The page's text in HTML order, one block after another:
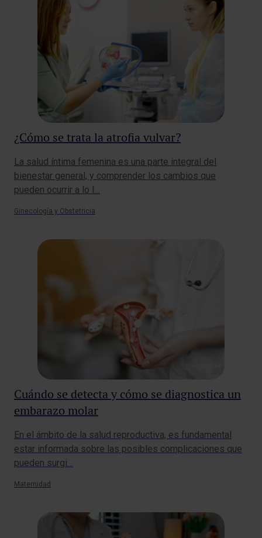
¿Cómo se trata la atrofia vulvar?
La salud íntima femenina es una parte integral del
bienestar general, y comprender los cambios que
pueden ocurrir a lo l…
Ginecología y Obstetricia
Cuándo se detecta y cómo se diagnostica un
embarazo molar
En el ámbito de la salud reproductiva, es fundamental
estar informada sobre las posibles complicaciones que
pueden surgi…
Maternidad